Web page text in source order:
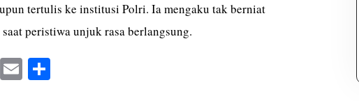
tertulis ke institusi Polri. Ia mengaku tak berniat
peristiwa unjuk rasa berlangsung.
E S